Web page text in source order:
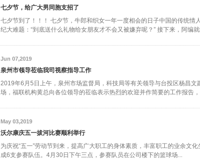
七夕节，给广大男同胞支招了
七夕节到了！！！ 七夕节，牛郎和织女一年一度相会的日子中国的传统
纪大难题：“到底送什么礼物给女朋友才不会又被嫌弃呢？” 接下来，阿编
Jun 07,2019
泉州市领导莅临我司视察指导工作
2019年6月5日上午，泉州市场监督局，科技局等有关领导与台投区杨昌
场，福联机构黄总向各位领导的莅临表示热烈的欢迎并作简要的工作报告
May 03,2019
沃尔康庆五一拔河比赛顺利举行
为庆祝“五一”劳动节到来，提高广大职工的身体素质，丰富职工的业余文
成6支参赛队伍。4月30日下午三点，参赛队员在公司楼下的篮球场...